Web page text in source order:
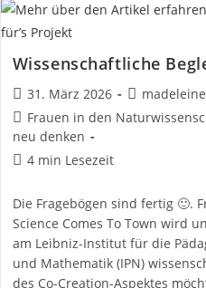
Geschafft?!
Und
Wissenschaftliche
Beitrag
veröffentlicht:
31. März 2026
Beitrags-
Autor:
madeleine
Beitrags-
Kategorie:
Frauen in den
neu denken
Lesedauer:
4 min Lesezeit
Die Fragebögen sind fertig 🙂.
Science Comes To Town wird
am Leibniz-Institut für die
und Mathematik (IPN)
des Co-Creation-Aspektes